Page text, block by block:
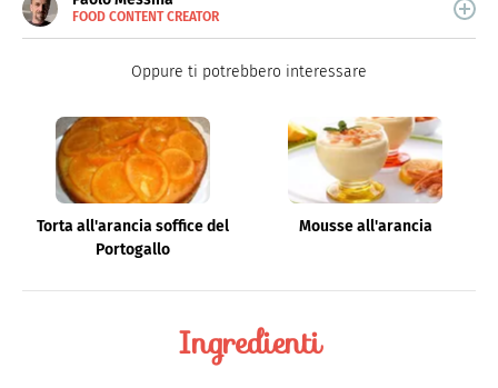
FOOD CONTENT CREATOR
Cuoco amatoriale e food content creator su tutte le
Oppure ti potrebbero interessare
Torta all'arancia soffice del
Portogallo
Mousse all'arancia
Ingredienti